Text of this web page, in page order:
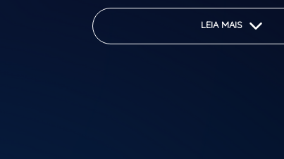
May's band. A brutal and
sound of Queen's greatest hits
OF QUEEN.
LEIA MAIS